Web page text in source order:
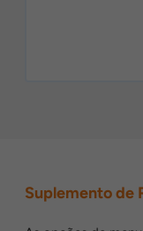
Suplemento de